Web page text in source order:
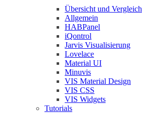
Übersicht und Vergleich
Allgemein
HABPanel
iQontrol
Jarvis Visualisierung
Lovelace
Material UI
Minuvis
VIS Material Design
VIS CSS
VIS Widgets
Tutorials